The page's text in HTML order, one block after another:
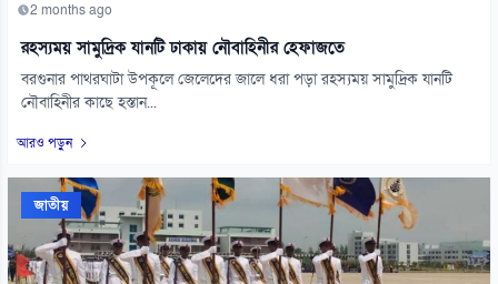
2 months ago
রহস্যময় সামুদ্রিক যানটি ঢাকায় নৌবাহিনীর হেফাজতে
বরগুনার পাথরঘাটা উপকূলে জেলেদের জালে ধরা পড়া রহস্যময় সামুদ্রিক যানটি
নৌবাহিনীর কাছে হস্তান...
আরও পড়ুন
জাতীয়